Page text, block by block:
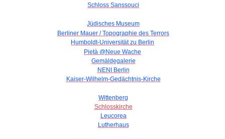
Schloss Sanssouci
Jüdisches Museum
Berliner Mauer / Topographie des Terrors
Humboldt-Universität zu Berlin
Pietà @Neue Wache
Gemäldegalerie
NENI Berlin
Kaiser-Wilhelm-Gedächtnis-Kirche
Wittenberg
Schlosskirche
Leucorea
Lutherhaus